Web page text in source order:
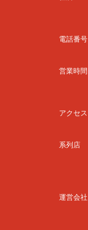
電話番号
営業時間
アクセス
系列店
運営会社